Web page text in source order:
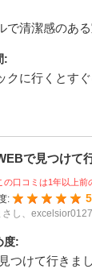
で清潔感のある
:
クに行くとす
で見つけて
の口コミは1年以上前
:
5
さし、
度:
つけて行きま